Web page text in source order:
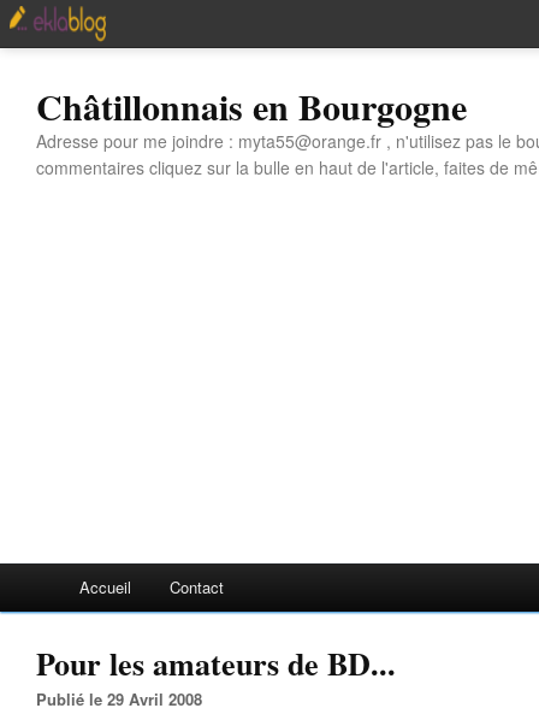
Châtillonnais en Bourgogne
Adresse pour me joindre : myta55@orange.fr , n'utilisez pas le
commentaires cliquez sur la bulle en haut de l'article, faites de
Accueil Contact
Pour les amateurs de BD...
Publié le 29 Avril 2008